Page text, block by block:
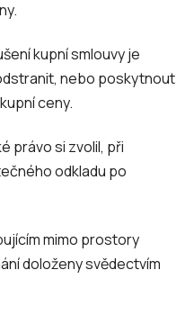
kupní smlouvy je
nebo poskytnout
ceny.
právo si zvolil, při
odkladu po
mimo prostory
doloženy svědectvím